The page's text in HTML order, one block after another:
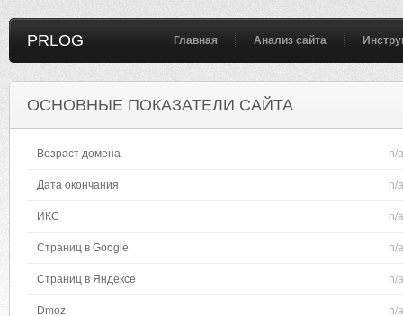
PRLOG Главная Анализ сайта
ОСНОВНЫЕ ПОКАЗАТЕЛИ САЙТА
Возраст домена n/a
Дата окончания n/a
ИКС n/a
Страниц в Google n/a
Страниц в Яндексе n/a
Dmoz n/a